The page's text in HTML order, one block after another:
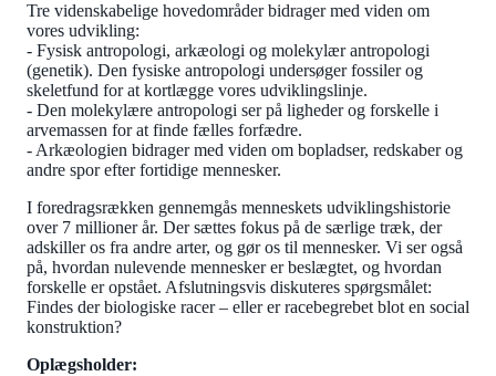
Tre videnskabelige hovedområder bidrager med viden om
vores udvikling:
- Fysisk antropologi, arkæologi og molekylær antropologi
(genetik). Den fysiske antropologi undersøger fossiler og
skeletfund for at kortlægge vores udviklingslinje.
- Den molekylære antropologi ser på ligheder og forskelle i
arvemassen for at finde fælles forfædre.
- Arkæologien bidrager med viden om bopladser, redskaber og
andre spor efter fortidige mennesker.
I foredragsrækken gennemgås menneskets udviklingshistorie
over 7 millioner år. Der sættes fokus på de særlige træk, der
adskiller os fra andre arter, og gør os til mennesker. Vi ser også
på, hvordan nulevende mennesker er beslægtet, og hvordan
forskelle er opstået. Afslutningsvis diskuteres spørgsmålet:
Findes der biologiske racer – eller er racebegrebet blot en social
konstruktion?
Oplægsholder: